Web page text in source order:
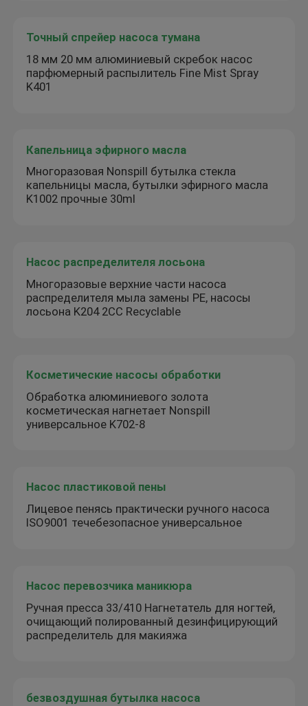
Точный спрейер насоса тумана
18 мм 20 мм алюминиевый скребок насос
парфюмерный распылитель Fine Mist Spray
K401
Капельница эфирного масла
Многоразовая Nonspill бутылка стекла
капельницы масла, бутылки эфирного масла
K1002 прочные 30ml
Насос распределителя лосьона
Многоразовые верхние части насоса
распределителя мыла замены PE, насосы
лосьона K204 2CC Recyclable
Косметические насосы обработки
Обработка алюминиевого золота
косметическая нагнетает Nonspill
универсальное K702-8
Насос пластиковой пены
Лицевое пенясь практически ручного насоса
ISO9001 течебезопасное универсальное
Насос перевозчика маникюра
Ручная пресса 33/410 Нагнетатель для ногтей,
очищающий полированный дезинфицирующий
распределитель для макияжа
безвоздушная бутылка насоса